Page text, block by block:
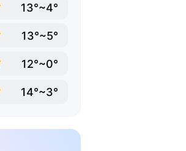
13°~4°
13°~5°
12°~0°
14°~3°